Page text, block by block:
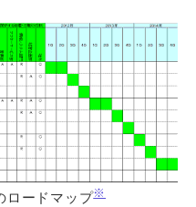
ードマップ※